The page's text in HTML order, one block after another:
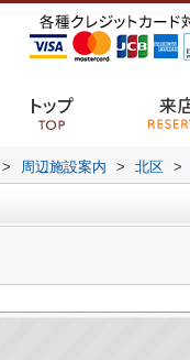
トップ 来
> 周辺施設案内 > 北区 >